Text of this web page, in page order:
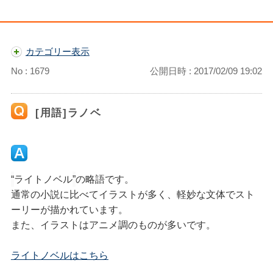
カテゴリー表示
No : 1679
公開日時 : 2017/02/09 19:02
[用語]ラノベ
“ライトノベル”の略語です。
通常の小説に比べてイラストが多く、軽妙な文体でスト
ーリーが描かれています。
また、イラストはアニメ調のものが多いです。
ライトノベルはこちら